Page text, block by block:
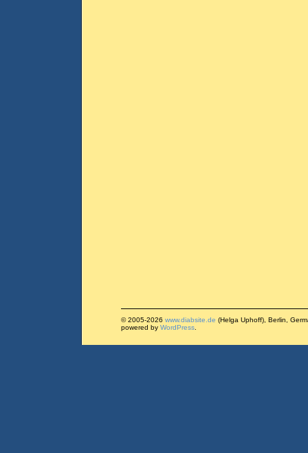
© 2005-2026 www.diabsite.de (Helga Uphoff), Berlin,
powered by WordPress.